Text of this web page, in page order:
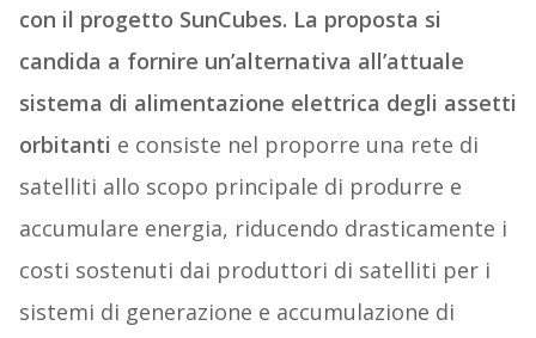
con il progetto SunCubes. La proposta si
candida a fornire un’alternativa all’attuale
sistema di alimentazione elettrica degli assetti
orbitanti e consiste nel proporre una rete di
satelliti allo scopo principale di produrre e
accumulare energia, riducendo drasticamente i
costi sostenuti dai produttori di satelliti per i
sistemi di generazione e accumulazione di